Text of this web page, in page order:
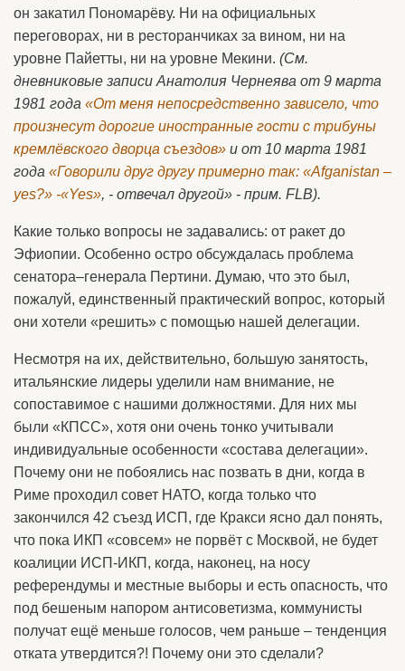
он закатил Пономарёву. Ни на официальных
переговорах, ни в ресторанчиках за вином, ни на
уровне Пайетты, ни на уровне Мекини. (См.
дневниковые записи Анатолия Чернеява от 9 марта
1981 года «От меня непосредственно зависело, что
произнесут дорогие иностранные гости с трибуны
кремлёвского дворца съездов» и от 10 марта 1981
года «Говорили друг другу примерно так: «Afganistan –
yes?» -«Yes», - отвечал другой» - прим. FLB).
Какие только вопросы не задавались: от ракет до
Эфиопии. Особенно остро обсуждалась проблема
сенатора–генерала Пертини. Думаю, что это был,
пожалуй, единственный практический вопрос, который
они хотели «решить» с помощью нашей делегации.
Несмотря на их, действительно, большую занятость,
итальянские лидеры уделили нам внимание, не
сопоставимое с нашими должностями. Для них мы
были «КПСС», хотя они очень тонко учитывали
индивидуальные особенности «состава делегации».
Почему они не побоялись нас позвать в дни, когда в
Риме проходил совет НАТО, когда только что
закончился 42 съезд ИСП, где Кракси ясно дал понять,
что пока ИКП «совсем» не порвёт с Москвой, не будет
коалиции ИСП-ИКП, когда, наконец, на носу
референдумы и местные выборы и есть опасность, что
под бешеным напором антисоветизма, коммунисты
получат ещё меньше голосов, чем раньше – тенденция
отката утвердится?! Почему они это сделали?